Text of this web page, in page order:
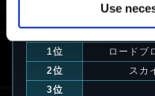
Use
エグゾスーツ使
1位
ロードブ
2位
スカ
3位